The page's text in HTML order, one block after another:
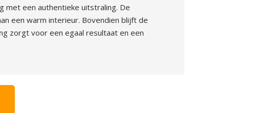
met een authentieke uitstraling. De
een warm interieur. Bovendien blijft de
zorgt voor een egaal resultaat en een